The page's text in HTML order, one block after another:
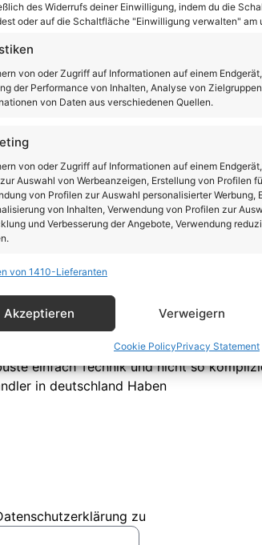
des Widerrufs deiner Einwilligung, indem du die
oder auf die Schaltfläche "Einwilligung verwalten" am
von oder Zugriff auf Informationen auf einem
der Performance von Inhalten, Analyse von
von Daten aus verschiedenen Quellen.
von oder Zugriff auf Informationen auf einem
Auswahl von Werbeanzeigen, Erstellung von Profilen
von Profilen zur Auswahl personalisierter Werbung,
von Inhalten, Verwendung von Profilen zur
und Verbesserung der Angebote, Verwendung
und Kombination von Daten aus unterschiedlichen
verschiedener Endgeräte, Identifikation von
übermittelter Informationen.
der Sicherheit, Verhinderung und
und Fehlerbehebung, Bereitstellung
von 1410-Lieferanten
Akzeptieren Verweigern
Cookie PolicyPrivacy Statement
innovativem Rahmenkonzept,
Preis könnte der TVS X eine
Während sein Eintritt in den
jetzt, dass die Zukunft der
wie gute Technik geht.würde gerne
einfach Technik und nicht so
in deutschland Haben
zu